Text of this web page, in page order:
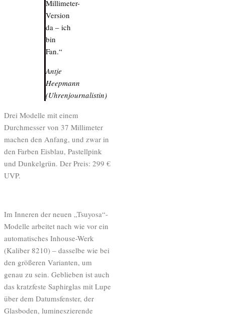
Millimeter-
Version
da – ich
bin
Fan.“
Antje
Heepmann
(Uhrenjournalistin)
Drei Modelle mit einem
Durchmesser von 37 Millimeter
machen den Anfang, und zwar in
den Farben Eisblau, Pastellpink
und Dunkelgrün. Der Preis: 299 €
UVP.
Im Inneren der neuen „Tsuyosa“-
Modelle arbeitet nach wie vor ein
automatisches Inhouse-Werk
(Kaliber 8210) – dasselbe wie bei
den größeren Varianten, um
genau zu sein. Geblieben ist auch
das kratzfeste Saphirglas mit Lupe
über dem Datumsfenster, der
Glasboden, lumineszierende